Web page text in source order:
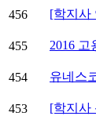
456 [학지사
455
2016 고
454
유네스
453
[학지사